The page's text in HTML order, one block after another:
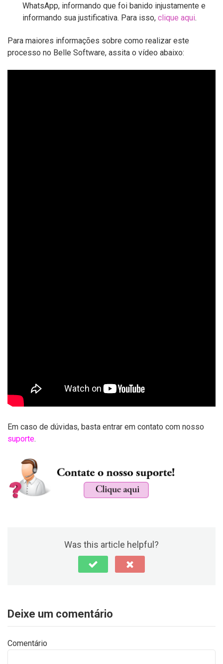
WhatsApp, informando que foi banido injustamente e
informando sua justificativa. Para isso, clique aqui.
Para maiores informações sobre como realizar este
processo no Belle Software, assita o vídeo abaixo:
Em caso de dúvidas, basta entrar em contato com nosso
suporte.
Was this article helpful?
Deixe um comentário
Comentário